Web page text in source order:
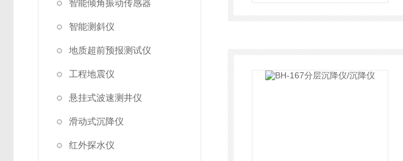
智能倾角振动传感器
智能测斜仪
地质超前预报测试仪
工程地震仪
悬挂式波速测井仪
滑动式沉降仪
红外探水仪